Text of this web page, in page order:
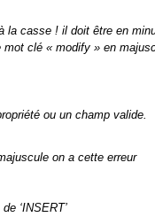
la casse ! il doit être en
clé « modify » en
ou un champ valide.
on a cette erreur
‘INSERT’